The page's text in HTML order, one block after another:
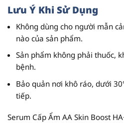
Lưu Ý Khi Sử Dụng
Không dùng cho người mẫn
nào của sản phẩm.
Sản phẩm không phải thuốc,
bệnh.
Bảo quản nơi khô ráo, dưới
tiếp.
Serum Cấp Ẩm AA Skin Boost